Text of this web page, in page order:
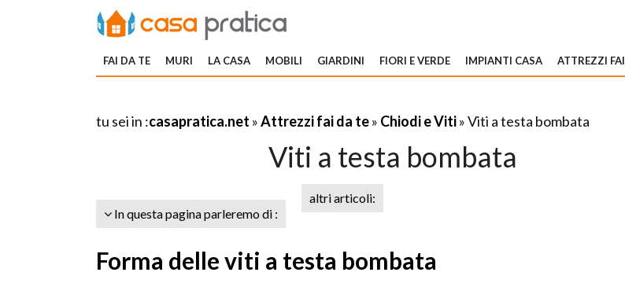
FAI DA TE MURI LA CASA MOBILI GIARDINI FIORI E VERDE IMPIANTI CASA ATTREZZI
tu sei in :casapratica.net »Attrezzi fai da te» Chiodi e Viti» Viti a testa bombata
Viti a testa bombata
In questa pagina parleremo di :
altri articoli:
Forma delle viti a testa bombata